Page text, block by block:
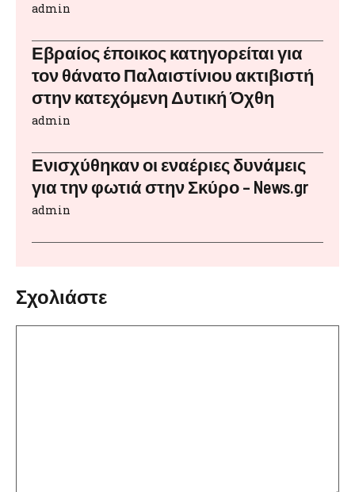
admin
Εβραίος έποικος κατηγορείται για
τον θάνατο Παλαιστίνιου ακτιβιστή
στην κατεχόμενη Δυτική Όχθη
admin
Ενισχύθηκαν οι εναέριες δυνάμεις
για την φωτιά στην Σκύρο – News.gr
admin
Σχολιάστε